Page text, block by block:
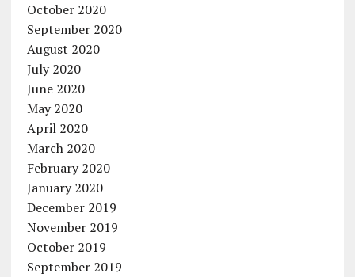
October 2020
September 2020
August 2020
July 2020
June 2020
May 2020
April 2020
March 2020
February 2020
January 2020
December 2019
November 2019
October 2019
September 2019